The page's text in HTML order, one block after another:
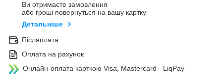
Ви отримаєте замовлення
або гроші повернуться на вашу картку
Детальніше
Післяплата
Оплата на рахунок
Онлайн-оплата карткою Visa, Mastercard - LiqPay